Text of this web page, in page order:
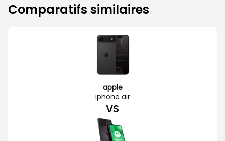
Comparatifs similaires
apple
iphone air
VS